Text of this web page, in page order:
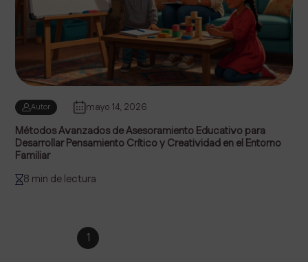
Autor mayo 14, 2026
Métodos Avanzados de Asesoramiento Educativo para
Desarrollar Pensamiento Crítico y Creatividad en el Entorno
Familiar
8 min de lectura
1